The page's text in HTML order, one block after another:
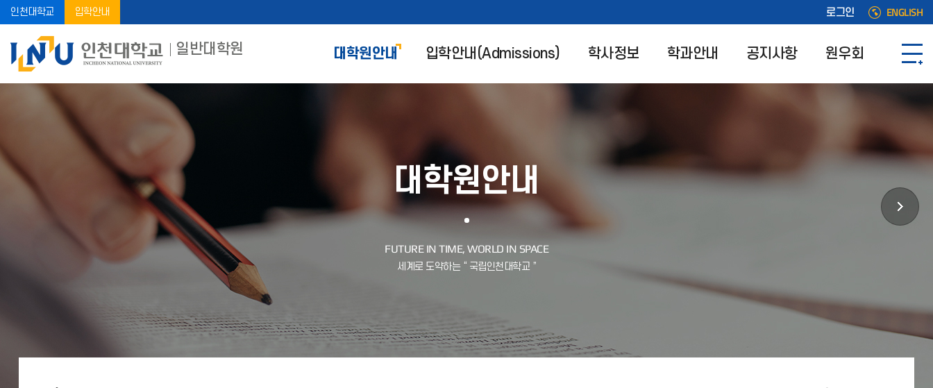
인천대학교 입학안내 로그인 ENGLISH
일반대학원 대학원안내 입학안내(Admissions) 학사정보 학과안내 공지사항 원우회
대학원안내